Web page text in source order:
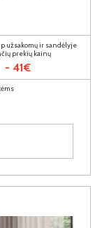
užsakomų ir sandėlyje
prekių kainų
- 41€